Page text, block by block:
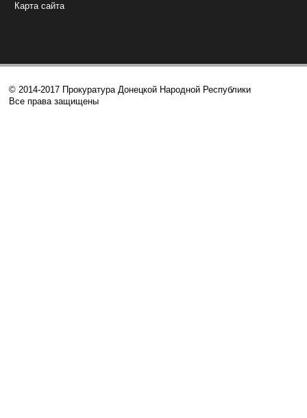
Карта сайта
© 2014-2017 Прокуратура Донецкой Народной Республики
Все права защищены